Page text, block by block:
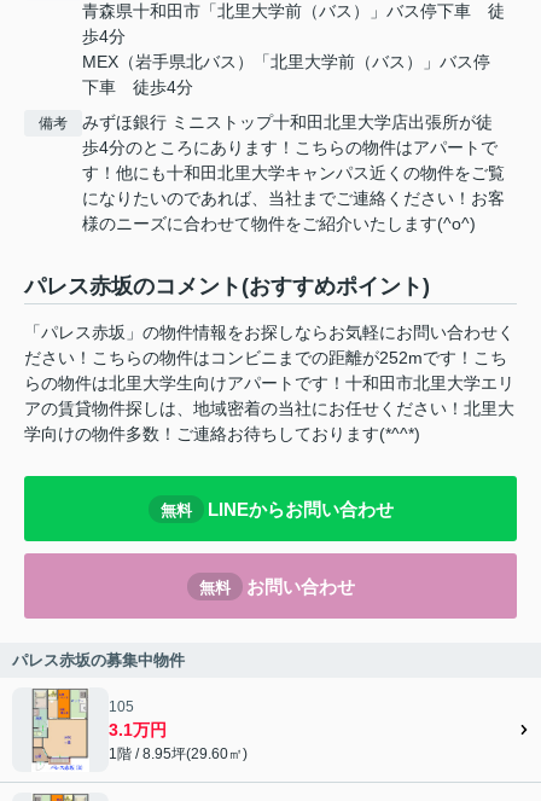
青森県十和田市「北里大学前（バス）」バス停下車 徒
歩4分
MEX（岩手県北バス）「北里大学前（バス）」バス停
下車 徒歩4分
備考
みずほ銀行 ミニストップ十和田北里大学店出張所が徒
歩4分のところにあります！こちらの物件はアパートで
す！他にも十和田北里大学キャンパス近くの物件をご覧
になりたいのであれば、当社までご連絡ください！お客
様のニーズに合わせて物件をご紹介いたします(^o^)
パレス赤坂のコメント(おすすめポイント)
「パレス赤坂」の物件情報をお探しならお気軽にお問い合わせく
ださい！こちらの物件はコンビニまでの距離が252mです！こち
らの物件は北里大学生向けアパートです！十和田市北里大学エリ
アの賃貸物件探しは、地域密着の当社にお任せください！北里大
学向けの物件多数！ご連絡お待ちしております(*^^*)
無料 LINEからお問い合わせ
無料 お問い合わせ
パレス赤坂の募集中物件
105
3.1万円
1階 / 8.95坪(29.60㎡)